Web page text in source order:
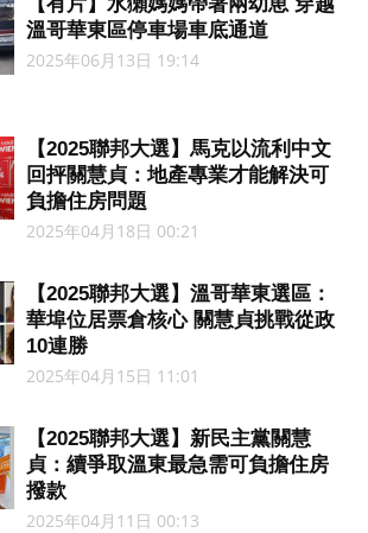
溫哥華東區停車場車底通道
2025年06月13日 19:14
【2025聯邦大選】馬克以流利中文
回抨關慧貞：地產專業才能解決可
負擔住房問題
2025年04月18日 00:21
【2025聯邦大選】溫哥華東選區：
華埠位居票倉核心 關慧貞挑戰從政
10連勝
2025年04月15日 11:01
【2025聯邦大選】新民主黨關慧
貞：續爭取溫東最急需可負擔住房
撥款
2025年04月11日 00:13